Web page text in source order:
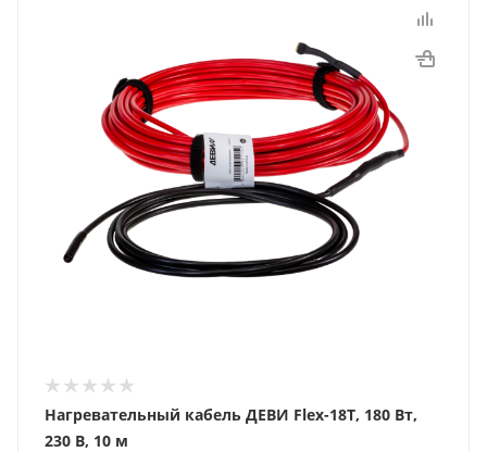
Нагревательный кабель ДЕВИ Flex-18T, 180 Вт,
230 В, 10 м